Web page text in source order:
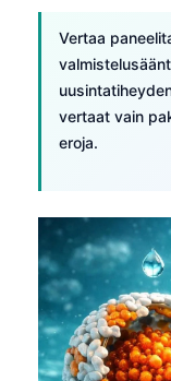
Vertaa
vertaat vain
eroja.